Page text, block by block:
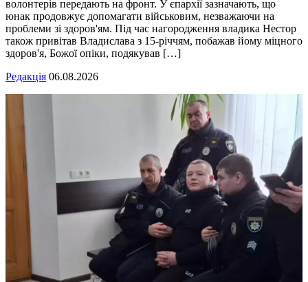
волонтерів передають на фронт. У єпархії зазначають, що
юнак продовжує допомагати військовим, незважаючи на
проблеми зі здоров'ям. Під час нагородження владика Нестор
також привітав Владислава з 15-річчям, побажав йому міцного
здоров'я, Божої опіки, подякував […]
Редакція 06.08.2026